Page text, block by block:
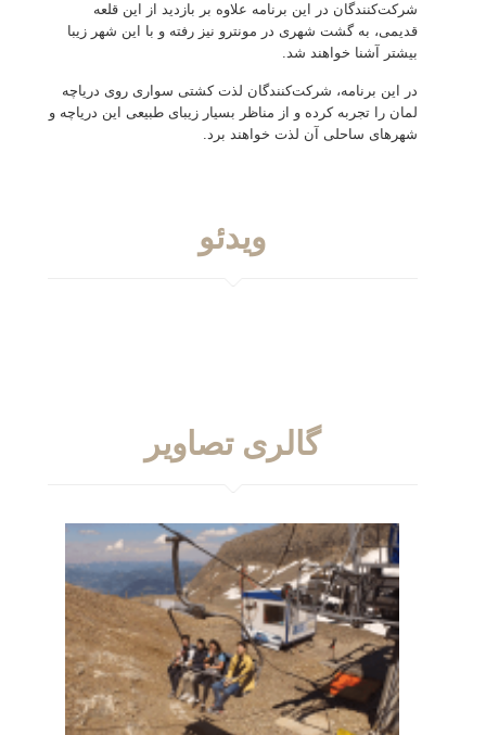
شرکت‌کنندگان در این برنامه علاوه بر بازدید از این قلعه
قدیمی، به گشت شهری در مونترو نیز رفته و با این شهر زیبا
بیشتر آشنا خواهند شد.
در این برنامه، شرکت‌کنندگان لذت کشتی سواری روی دریاچه
لمان را تجربه کرده و از مناظر بسیار زیبای طبیعی این دریاچه و
شهرهای ساحلی آن لذت خواهند برد.
ویدئو
گالری تصاویر